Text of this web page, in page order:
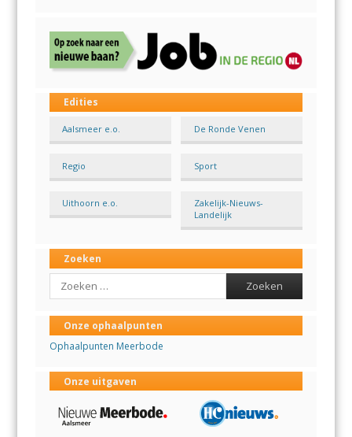
Edities
Aalsmeer e.o. De Ronde Venen
Regio Sport
Uithoorn e.o.
Zakelijk-Nieuws-
Landelijk
Zoeken
Search
Onze ophaalpunten
Ophaalpunten Meerbode
Onze uitgaven